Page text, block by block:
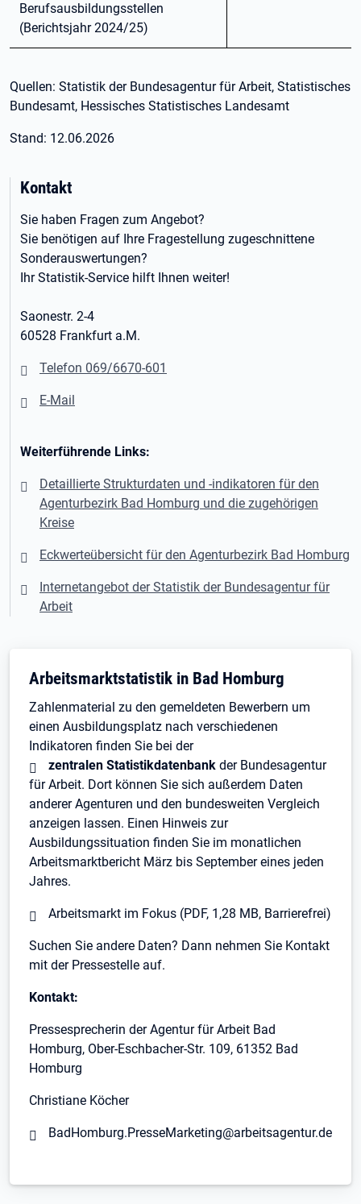
Berufsausbildungsstellen
(Berichtsjahr 2024/25)
Quellen: Statistik der Bundesagentur für Arbeit, Statistisches
Bundesamt, Hessisches Statistisches Landesamt
Stand: 12.06.2026
Kontakt
Sie haben Fragen zum Angebot?
Sie benötigen auf Ihre Fragestellung zugeschnittene
Sonderauswertungen?
Ihr Statistik-Service hilft Ihnen weiter!
Saonestr. 2-4
60528 Frankfurt a.M.
Telefon 069/6670-601
E-Mail
Weiterführende Links:
Detaillierte Strukturdaten und -indikatoren für den
Agenturbezirk Bad Homburg und die zugehörigen
Kreise
Eckwerteübersicht für den Agenturbezirk Bad Homburg
Internetangebot der Statistik der Bundesagentur für
Arbeit
Arbeitsmarktstatistik in Bad Homburg
Zahlenmaterial zu den gemeldeten Bewerbern um
einen Ausbildungsplatz nach verschiedenen
Indikatoren finden Sie bei der
zentralen Statistikdatenbank der Bundesagentur
für Arbeit. Dort können Sie sich außerdem Daten
anderer Agenturen und den bundesweiten Vergleich
anzeigen lassen. Einen Hinweis zur
Ausbildungssituation finden Sie im monatlichen
Arbeitsmarktbericht März bis September eines jeden
Jahres.
Arbeitsmarkt im Fokus (PDF, 1,28 MB, Barrierefrei)
Suchen Sie andere Daten? Dann nehmen Sie Kontakt
mit der Pressestelle auf.
Kontakt:
Pressesprecherin der Agentur für Arbeit Bad
Homburg, Ober-Eschbacher-Str. 109, 61352 Bad
Homburg
Christiane Köcher
BadHomburg.PresseMarketing@arbeitsagentur.de